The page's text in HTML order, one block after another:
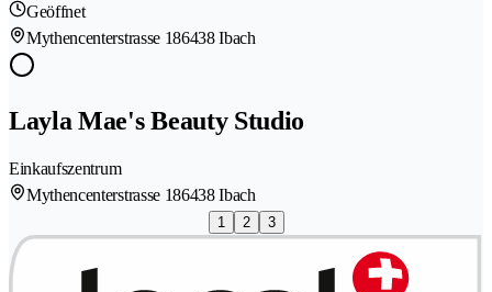
Geöffnet
Mythencenterstrasse 186438 Ibach
Layla Mae's Beauty Studio
Einkaufszentrum
Mythencenterstrasse 186438 Ibach
1 2 3